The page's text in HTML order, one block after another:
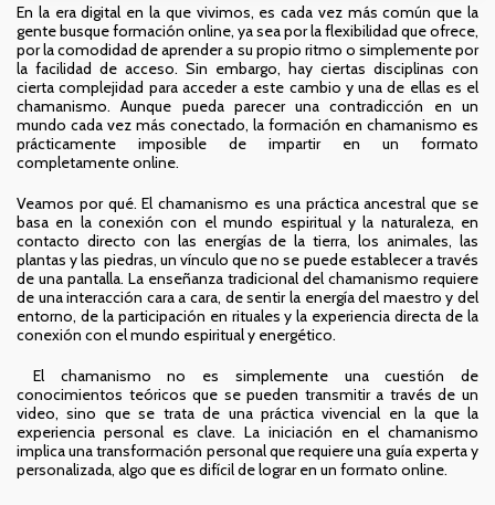
En la era digital en la que vivimos, es cada vez más común que la
gente busque formación online, ya sea por la flexibilidad que ofrece,
por la comodidad de aprender a su propio ritmo o simplemente por
la facilidad de acceso. Sin embargo, hay ciertas disciplinas con
cierta complejidad para acceder a este cambio y una de ellas es el
chamanismo. Aunque pueda parecer una contradicción en un
mundo cada vez más conectado, la formación en chamanismo es
prácticamente imposible de impartir en un formato
completamente online.
Veamos por qué. El chamanismo es una práctica ancestral que se
basa en la conexión con el mundo espiritual y la naturaleza, en
contacto directo con las energías de la tierra, los animales, las
plantas y las piedras, un vínculo que no se puede establecer a través
de una pantalla. La enseñanza tradicional del chamanismo requiere
de una interacción cara a cara, de sentir la energía del maestro y del
entorno, de la participación en rituales y la experiencia directa de la
conexión con el mundo espiritual y energético.
El chamanismo no es simplemente una cuestión de
conocimientos teóricos que se pueden transmitir a través de un
video, sino que se trata de una práctica vivencial en la que la
experiencia personal es clave. La iniciación en el chamanismo
implica una transformación personal que requiere una guía experta y
personalizada, algo que es difícil de lograr en un formato online.